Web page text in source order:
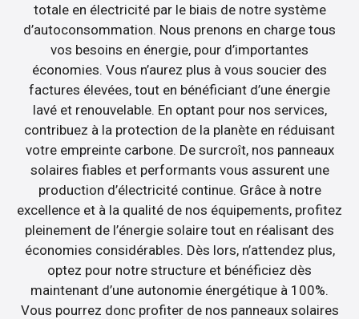
totale en électricité par le biais de notre système
d’autoconsommation. Nous prenons en charge tous
vos besoins en énergie, pour d’importantes
économies. Vous n’aurez plus à vous soucier des
factures élevées, tout en bénéficiant d’une énergie
lavé et renouvelable. En optant pour nos services,
contribuez à la protection de la planète en réduisant
votre empreinte carbone. De surcroît, nos panneaux
solaires fiables et performants vous assurent une
production d’électricité continue. Grâce à notre
excellence et à la qualité de nos équipements, profitez
pleinement de l’énergie solaire tout en réalisant des
économies considérables. Dès lors, n’attendez plus,
optez pour notre structure et bénéficiez dès
maintenant d’une autonomie énergétique à 100%.
Vous pourrez donc profiter de nos panneaux solaires